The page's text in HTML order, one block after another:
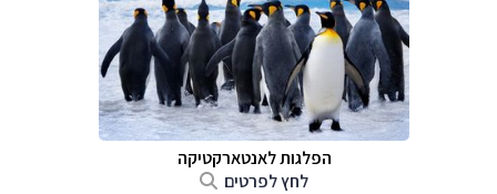
הפלגות לאנטארקטיקה
לחץ לפרטים